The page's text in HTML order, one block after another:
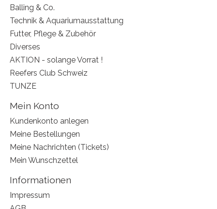
Balling & Co.
Technik & Aquariumausstattung
Futter, Pflege & Zubehör
Diverses
AKTION - solange Vorrat !
Reefers Club Schweiz
TUNZE
Mein Konto
Kundenkonto anlegen
Meine Bestellungen
Meine Nachrichten (Tickets)
Mein Wunschzettel
Informationen
Impressum